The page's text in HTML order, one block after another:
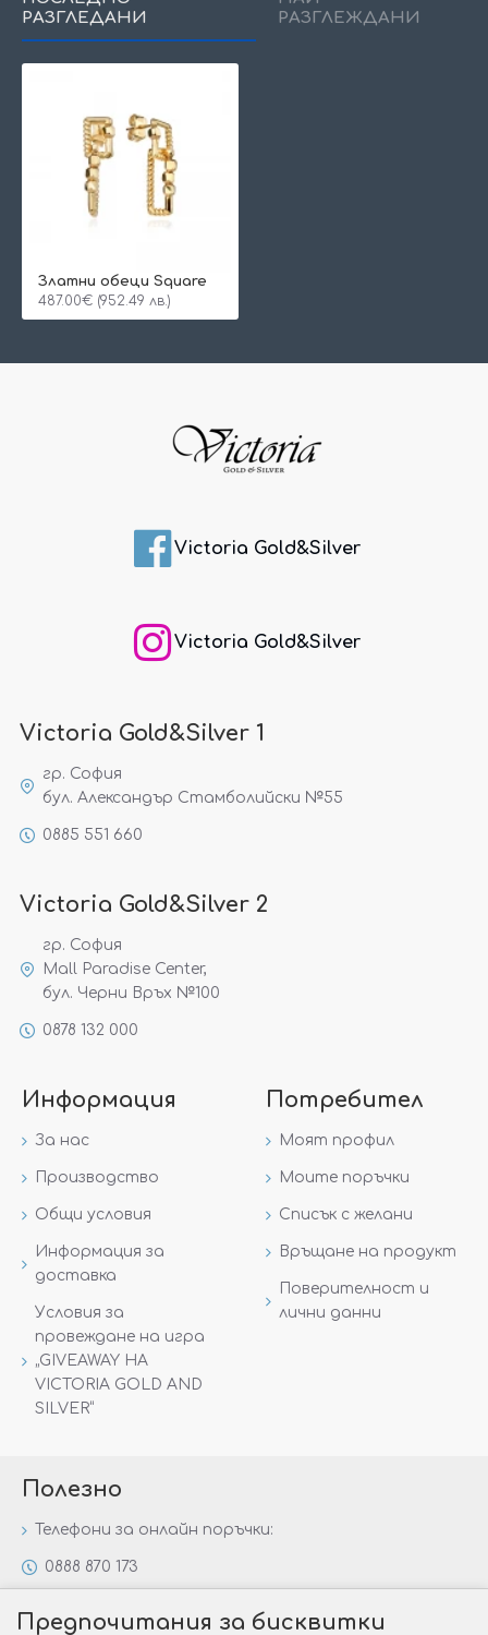
РАЗГЛЕДАНИ
РАЗГЛЕЖДАНИ
Златни обеци Square
487.00€ (952.49 лв.)
Victoria Gold&Silver
Victoria Gold&Silver
Victoria Gold&Silver 1
гр. София
бул. Александър Стамболийски №55
0885 551 660
Victoria Gold&Silver 2
гр. София
Mall Paradise Center,
бул. Черни Връх №100
0878 132 000
Информация
За нас
Производство
Общи условия
Информация за
доставка
Условия за
провеждане на игра
„GIVEAWAY НА
VICTORIA GOLD AND
SILVER“
Потребител
Моят профил
Моите поръчки
Списък с желани
Връщане на продукт
Поверителност и
лични данни
Полезно
Телефони за онлайн поръчки:
0888 870 173
Предпочитания за бисквитки